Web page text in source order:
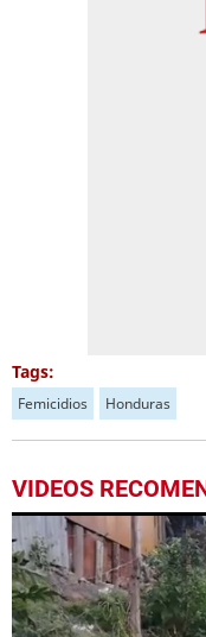
Tags:
Femicidios Honduras
VIDEOS